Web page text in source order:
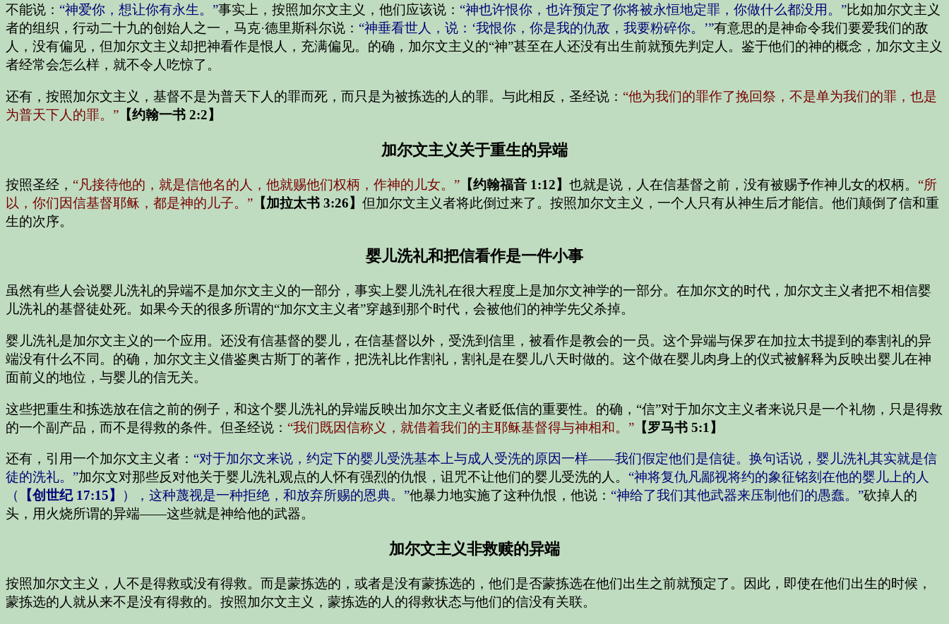
不能说： “神爱你，想让你有永生。”事实上，按照加尔文主义，他们应该说： “神也许恨你，也许预定了你将被永恒地定罪，你做什么都没用。”比如加尔文主义
者的组织，行动二十九的创始人之一，马克·德里斯科尔说： “神垂看世人，说：‘我恨你，你是我的仇敌，我要粉碎你。’”有意思的是神命令我们要爱我们的敌
人，没有偏见，但加尔文主义却把神看作是恨人，充满偏见。的确，加尔文主义的“神”甚至在人还没有出生前就预先判定人。鉴于他们的神的概念，加尔文主义
者经常会怎么样，就不令人吃惊了。
还有，按照加尔文主义，基督不是为普天下人的罪而死，而只是为被拣选的人的罪。与此相反，圣经说： “他为我们的罪作了挽回祭，不是单为我们的罪，也是
为普天下人的罪。” 【约翰一书 2:2】
加尔文主义关于重生的异端
按照圣经， “凡接待他的，就是信他名的人，他就赐他们权柄，作神的儿女。” 【约翰福音 1:12】 也就是说，人在信基督之前，没有被赐予作神儿女的权柄。 “所
以，你们因信基督耶稣，都是神的儿子。” 【加拉太书 3:26】 但加尔文主义者将此倒过来了。按照加尔文主义，一个人只有从神生后才能信。他们颠倒了信和重
生的次序。
婴儿洗礼和把信看作是一件小事
虽然有些人会说婴儿洗礼的异端不是加尔文主义的一部分，事实上婴儿洗礼在很大程度上是加尔文神学的一部分。在加尔文的时代，加尔文主义者把不相信婴
儿洗礼的基督徒处死。如果今天的很多所谓的“加尔文主义者”穿越到那个时代，会被他们的神学先父杀掉。
婴儿洗礼是加尔文主义的一个应用。还没有信基督的婴儿，在信基督以外，受洗到信里，被看作是教会的一员。这个异端与保罗在加拉太书提到的奉割礼的异
端没有什么不同。的确，加尔文主义借鉴奥古斯丁的著作，把洗礼比作割礼，割礼是在婴儿八天时做的。这个做在婴儿肉身上的仪式被解释为反映出婴儿在神
面前义的地位，与婴儿的信无关。
这些把重生和拣选放在信之前的例子，和这个婴儿洗礼的异端反映出加尔文主义者贬低信的重要性。的确，“信”对于加尔文主义者来说只是一个礼物，只是得救
的一个副产品，而不是得救的条件。但圣经说： “我们既因信称义，就借着我们的主耶稣基督得与神相和。” 【罗马书 5:1】
还有，引用一个加尔文主义者： “对于加尔文来说，约定下的婴儿受洗基本上与成人受洗的原因一样——我们假定他们是信徒。换句话说，婴儿洗礼其实就是信
徒的洗礼。”加尔文对那些反对他关于婴儿洗礼观点的人怀有强烈的仇恨，诅咒不让他们的婴儿受洗的人。 “神将复仇凡鄙视将约的象征铭刻在他的婴儿上的人
（
【创世纪 17:15】 ），这种蔑视是一种拒绝，和放弃所赐的恩典。”他暴力地实施了这种仇恨，他说： “神给了我们其他武器来压制他们的愚蠢。”砍掉人的
头，用火烧所谓的异端——这些就是神给他的武器。
加尔文主义非救赎的异端
按照加尔文主义，人不是得救或没有得救。而是蒙拣选的，或者是没有蒙拣选的，他们是否蒙拣选在他们出生之前就预定了。因此，即使在他们出生的时候，
蒙拣选的人就从来不是没有得救的。按照加尔文主义，蒙拣选的人的得救状态与他们的信没有关联。